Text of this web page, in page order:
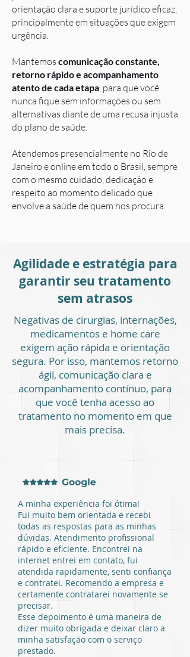
orientação clara e suporte jurídico eficaz,
principalmente em situações que exigem
urgência.
Mantemos comunicação constante,
retorno rápido e acompanhamento
atento de cada etapa, para que você
nunca fique sem informações ou sem
alternativas diante de uma recusa injusta
do plano de saúde.
Atendemos presencialmente no Rio de
Janeiro e online em todo o Brasil, sempre
com o mesmo cuidado, dedicação e
respeito ao momento delicado que
envolve a saúde de quem nos procura.
Agilidade e estratégia para
garantir seu tratamento
sem atrasos
Negativas de cirurgias, internações,
medicamentos e home care
exigem ação rápida e orientação
segura. Por isso, mantemos retorno
ágil, comunicação clara e
acompanhamento contínuo, para
que você tenha acesso ao
tratamento no momento em que
mais precisa.
A minha experiência foi ótima!
Fui muito bem orientada e recebi
todas as respostas para as minhas
dúvidas. Atendimento profissional
rápido e eficiente. Encontrei na
internet entrei em contato, fui
atendida rapidamente, senti confiança
e contratei. Recomendo a empresa e
certamente contratarei novamente se
precisar.
Esse depoimento é uma maneira de
dizer muito obrigada e deixar claro a
minha satisfação com o serviço
prestado.